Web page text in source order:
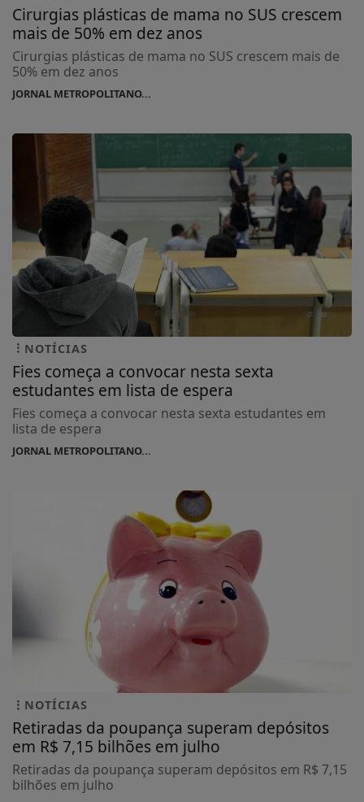
Cirurgias plásticas de mama no SUS crescem
mais de 50% em dez anos
Cirurgias plásticas de mama no SUS crescem mais de
50% em dez anos
JORNAL METROPOLITANO...
NOTÍCIAS
Fies começa a convocar nesta sexta
estudantes em lista de espera
Fies começa a convocar nesta sexta estudantes em
lista de espera
JORNAL METROPOLITANO...
NOTÍCIAS
Retiradas da poupança superam depósitos
em R$ 7,15 bilhões em julho
Retiradas da poupança superam depósitos em R$ 7,15
bilhões em julho